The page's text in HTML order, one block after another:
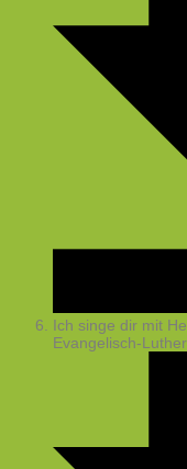
Ich singe dir mit
Evangelisch-